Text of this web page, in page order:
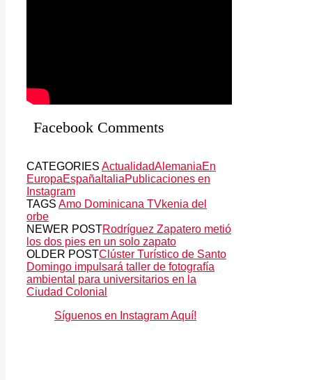
Facebook Comments
CATEGORIES ActualidadAlemaniaEn
EuropaEspaña ItaliaPublicaciones en
Instagram
TAGS Amo Dominicana TVkenia del
orbe
NEWER POSTRodríguez Zapatero metió
los dos pies en un solo zapato
OLDER POSTClúster Turístico de Santo
Domingo impulsará taller de fotografía
ambiental para universitarios en la
Ciudad Colonial
Síguenos en Instagram Aquí!